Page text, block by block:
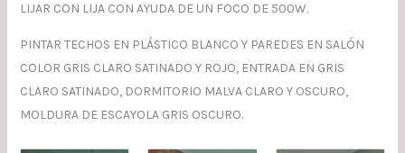
LIJAR CON LIJA CON AYUDA DE UN FOCO DE 500W.
PINTAR TECHOS EN PLÁSTICO BLANCO Y PAREDES EN SALÓN
COLOR GRIS CLARO SATINADO Y ROJO, ENTRADA EN GRIS
CLARO SATINADO, DORMITORIO MALVA CLARO Y OSCURO,
MOLDURA DE ESCAYOLA GRIS OSCURO.